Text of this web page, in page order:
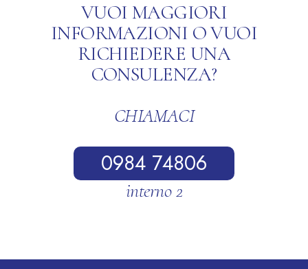
VUOI MAGGIORI
INFORMAZIONI O VUOI
RICHIEDERE UNA
CONSULENZA?
CHIAMACI
0984 74806
interno 2